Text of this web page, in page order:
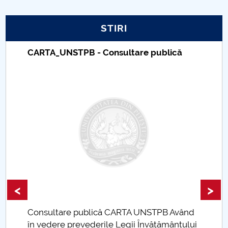
UNIVERSITATE pentru comunitate
IOSUD/CSUD-Doctorate
Comisie de etica unversitară
Evenimente CUP
Accesibilitate pentru studenții cu dizabilități
STIRI
publică
Având
Taxe de școlarizare indexate –
Taxe de școlarizare indexate
< >